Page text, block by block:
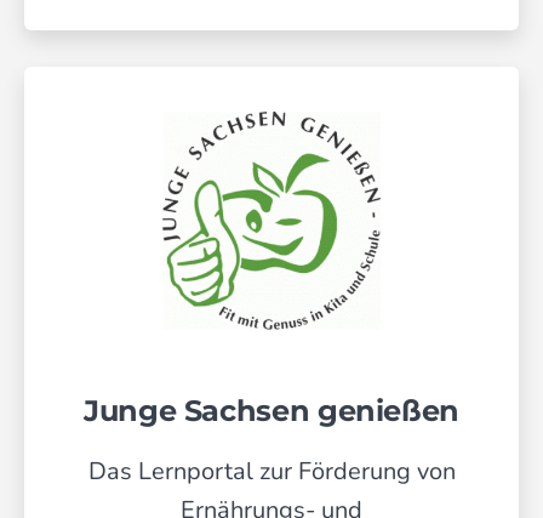
Junge Sachsen genießen
Das Lernportal zur Förderung von
Ernährungs- und